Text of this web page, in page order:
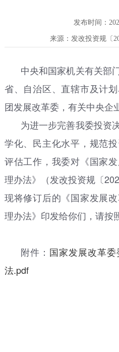
发布时间：
来源：发改投资规〔
中央和国家机关有关部
省、自治区、直辖市及计
团发展改革委，有关中央企
为进一步完善我委投资
学化、民主化水平，规范
评估工作，我委对《国家
理办法》（发改投资规〔
现将修订后的《国家发展
理办法》印发给你们，请按
附件： 国家发展改革
法.pdf